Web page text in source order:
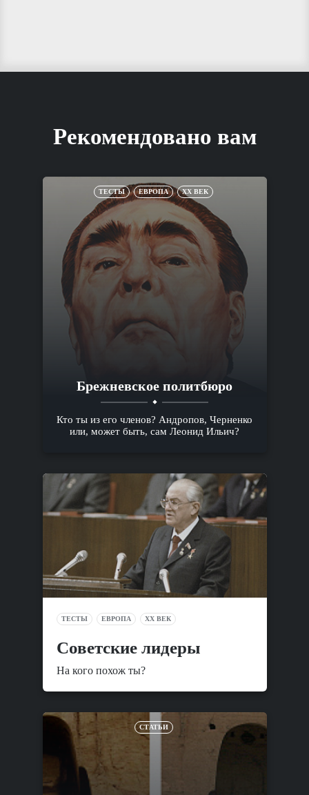
Рекомендовано вам
ТЕСТЫ ЕВРОПА XX ВЕК
Брежневское политбюро
Кто ты из его членов? Андропов, Черненко
или, может быть, сам Леонид Ильич?
ТЕСТЫ ЕВРОПА XX ВЕК
Советские лидеры
На кого похож ты?
СТАТЬИ